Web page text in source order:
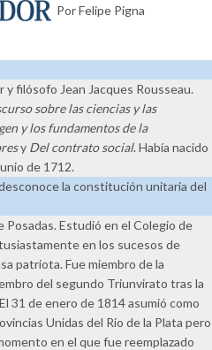
Por Felipe Pigna
filósofo Jean Jacques Rousseau.
sobre las ciencias y las
y los fundamentos de la
y Del contrato social. Había nacido
de 1712.
la constitución unitaria del
Estudió en el Colegio de
en los sucesos de
patriota. Fue miembro de la
del segundo Triunvirato tras la
31 de enero de 1814 asumió como
Unidas del Río de la Plata pero
en el que fue reemplazado